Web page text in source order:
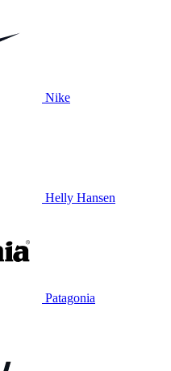
Nike
Helly Hansen
Patagonia